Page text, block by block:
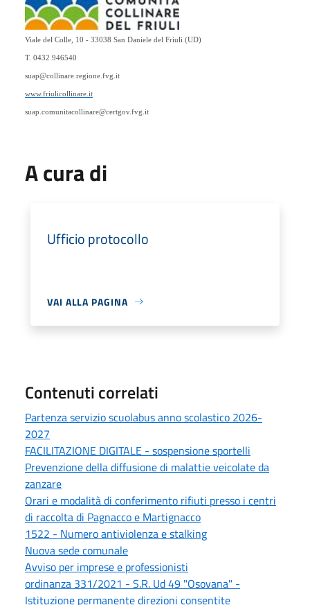
Viale del Colle, 10 - 33038 San Daniele del Friuli (UD)
T. 0432 946540
suap@collinare.regione.fvg.it
www.friulicollinare.it
suap.comunitacollinare@certgov.fvg.it
A cura di
Ufficio protocollo
VAI ALLA PAGINA
Contenuti correlati
Partenza servizio scuolabus anno scolastico 2026-
2027
FACILITAZIONE DIGITALE - sospensione sportelli
Prevenzione della diffusione di malattie veicolate da
zanzare
Orari e modalità di conferimento rifiuti presso i centri
di raccolta di Pagnacco e Martignacco
1522 - Numero antiviolenza e stalking
Nuova sede comunale
Avviso per imprese e professionisti
ordinanza 331/2021 - S.R. Ud 49 "Osovana" -
Istituzione permanente direzioni consentite